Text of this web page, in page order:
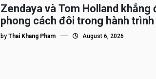
Zendaya và Tom Holland khẳng
phong cách đôi trong hành trình
bá Spider-Man
by Thai Khang Pham August 6, 2026